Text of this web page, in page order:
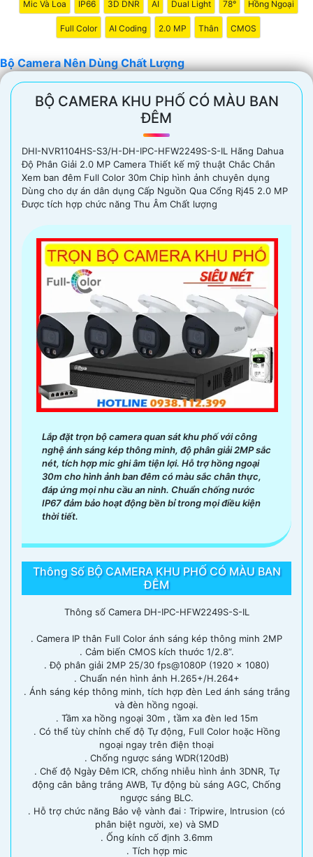
mất dưới ánh sáng yếu.
Chọn camera có khẩu độ lớn: Camera có khẩu độ
sáng yếu.
4:
Chọn camera có hệ thống chống rung: Hệ thống chống
rung sẽ giúp giảm rung lắc và giữ cho hình ảnh được stabil
Chọn camera của các thương hiệu uy tín: Để
định chất lượng sản phẩm, bạn nên chọn camera của các
thương hiệu nổi tiếng và có uy tín trên thị trường.
còn nhiều yếu tố khác cũng ảnh hưởng đến chất lượng
hình ảnh như cảm biến hình ảnh, góc quan sát, khả năng
người đã sử dụng để chọn được sản phẩm phù hợp nhất
với nhu cầu của mình.
Mic Và Loa IP66 3D DNR AI Dual Light 78° Hồng Ngoại
Full Color AI Coding 2.0 MP Thân CMOS
Bộ Camera Nên Dùng Chất Lượng
BỘ CAMERA KHU PHỐ CÓ MÀU BAN
ĐÊM
DHI-NVR1104HS-S3/H-DH-IPC-HFW2249S-S-IL Hãng Dahua
Độ Phân Giải 2.0 MP Camera Thiết kế mỹ thuật Chắc Chắn
Xem ban đêm Full Color 30m Chip hình ảnh chuyên dụng
Dùng cho dự án dân dụng Cấp Nguồn Qua Cổng Rj45 2.0 MP
Được tích hợp chức năng Thu Âm Chất lượng
Lắp đặt trọn bộ camera quan sát khu phố với công
nghệ ánh sáng kép thông minh, độ phân giải 2MP sắc
nét, tích hợp mic ghi âm tiện lợi. Hỗ trợ hồng ngoại
30m cho hình ảnh ban đêm có màu sắc chân thực,
đáp ứng mọi nhu cầu an ninh. Chuẩn chống nước
IP67 đảm bảo hoạt động bền bỉ trong mọi điều kiện
thời tiết.
Thông Số BỘ CAMERA KHU PHỐ CÓ MÀU BAN
ĐÊM
Thông số Camera DH-IPC-HFW2249S-S-IL
. Camera IP thân Full Color ánh sáng kép thông minh 2MP
. Cảm biến CMOS kích thước 1/2.8”.
. Độ phân giải 2MP 25/30 fps@1080P (1920 × 1080)
. Chuẩn nén hình ảnh H.265+/H.264+
. Ánh sáng kép thông minh, tích hợp đèn Led ánh sáng trắng
và đèn hồng ngoại.
. Tầm xa hồng ngoại 30m , tầm xa đèn led 15m
. Có thể tùy chỉnh chế độ Tự động, Full Color hoặc Hồng
ngoại ngay trên điện thoại
. Chống ngược sáng WDR(120dB)
. Chế độ Ngày Đêm ICR, chống nhiễu hình ảnh 3DNR, Tự
động cân bằng trắng AWB, Tự động bù sáng AGC, Chống
ngược sáng BLC.
. Hỗ trợ chức năng Bảo vệ vành đai : Tripwire, Intrusion (có
phân biệt người, xe) và SMD
. Ống kính cố định 3.6mm
. Tích hợp mic